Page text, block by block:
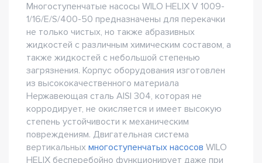
Многоступенчатые насосы WILO HELIX V 1009-
1/16/E/S/400-50 предназначены для перекачки
не только чистых, но также абразивных
жидкостей с различным химическим составом, а
также жидкостей с небольшой степенью
загрязнения. Корпус оборудования изготовлен
из высококачественного материала
Нержавеющая сталь AISI 304, которая не
корродирует, не окисляется и имеет высокую
степень устойчивости к механическим
повреждениям. Двигательная система
вертикальных многоступенчатых насосов WILO
HELIX бесперебойно функционирует даже при